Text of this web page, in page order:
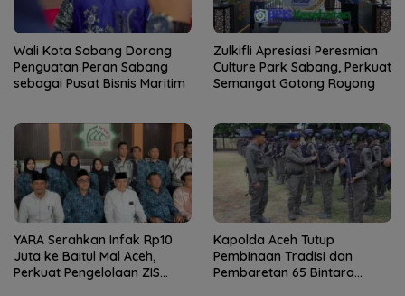
Wali Kota Sabang Dorong
Penguatan Peran Sabang
sebagai Pusat Bisnis Maritim
Zulkifli Apresiasi Peresmian
Culture Park Sabang, Perkuat
Semangat Gotong Royong
YARA Serahkan Infak Rp10
Juta ke Baitul Mal Aceh,
Perkuat Pengelolaan ZIS
Kapolda Aceh Tutup
Pembinaan Tradisi dan
Pembaretan 65 Bintara